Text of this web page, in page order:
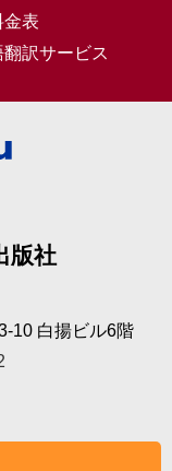
金表
翻訳サービス
版社
10 白揚ビル6階